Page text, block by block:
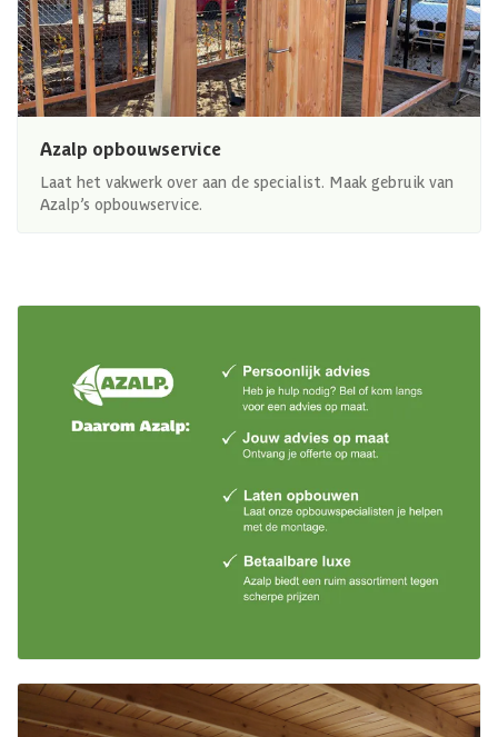
Azalp opbouwservice
Laat het vakwerk over aan de specialist. Maak gebruik van
Azalp’s opbouwservice.